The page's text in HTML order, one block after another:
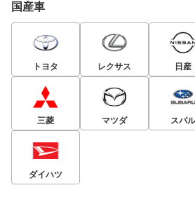
国産車
トヨタ レクサス 日産
三菱 マツダ スバル
ダイハツ